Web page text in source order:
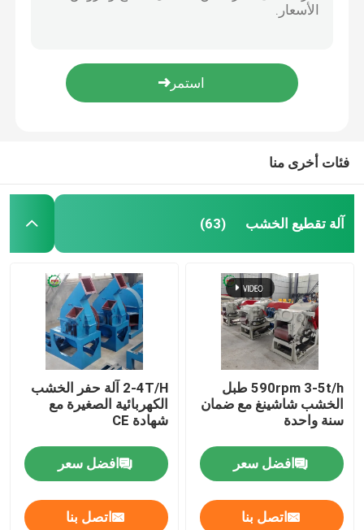
ماكينة تصنيع بلوك نشارة الخشب
آلة بيليه الخشب
ماكينة تقسيم الخشب
آلة نجارة الخشب
آلة مسحوق الخشب
آلة تعبئة الكريات الخشبية
آلة طحن نشارة الخشب
30KW كربون ستيل خشب المكنسة 60-200 الشبكة
فئات أخرى منا
آلة تقطيع الخشب (63)
590rpm 3-5t/h طبل
الخشب شاشينغ مع ضمان
سنة واحدة
افضل سعر
اتصل بنا
2-4T/H آلة حفر الخشب
الكهربائية الصغيرة مع
شهادة CE
افضل سعر
اتصل بنا